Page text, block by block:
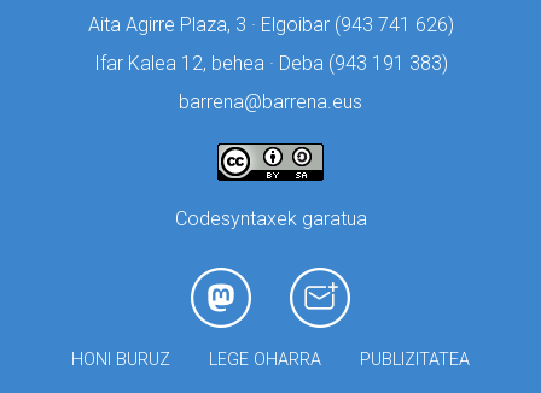
Aita Agirre Plaza, 3 · Elgoibar (943 741 626)
Ifar Kalea 12, behea · Deba (943 191 383)
barrena@barrena.eus
Codesyntaxek garatua
HONI BURUZ LEGE OHARRA PUBLIZITATEA